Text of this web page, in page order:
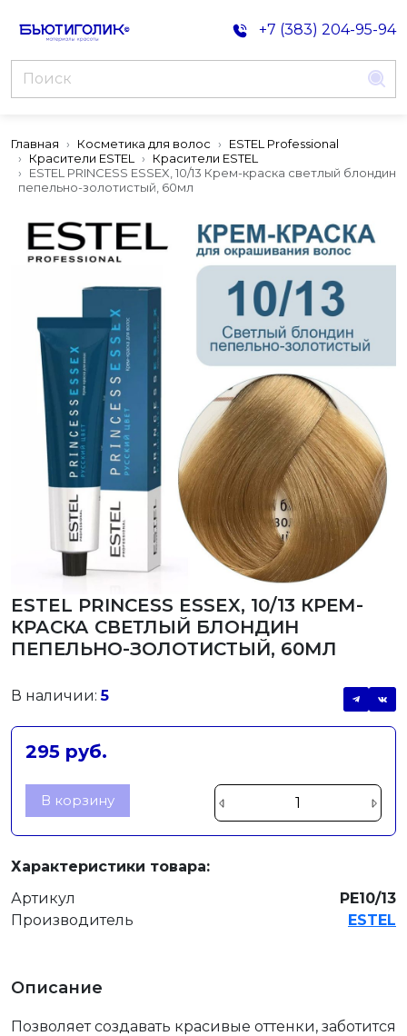
+7 (383) 204-95-94
Главная Косметика для волос
ESTEL Professional
Красители ESTEL
Красители ESTEL
ESTEL PRINCESS ESSEX, 10/13 Крем-краска светлый блондин
пепельно-золотистый, 60мл
ESTEL PRINCESS ESSEX, 10/13 КРЕМ-
КРАСКА СВЕТЛЫЙ БЛОНДИН
ПЕПЕЛЬНО-ЗОЛОТИСТЫЙ, 60МЛ
В наличии:5
295 руб.
В корзину
Характеристики товара:
Артикул
PE10/13
Производитель
ESTEL
Описание
Позволяет создавать красивые оттенки, заботится